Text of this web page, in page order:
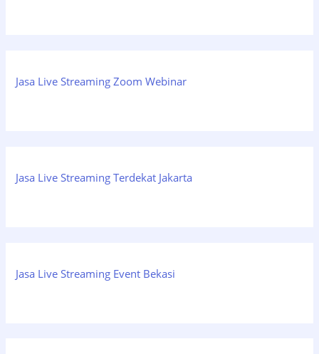
Jasa Live Streaming Zoom Webinar
Jasa Live Streaming Terdekat Jakarta
Jasa Live Streaming Event Bekasi